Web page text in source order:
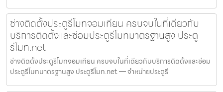
ช่างติดตั้งประตูรีโมทจอมเทียน ครบจบในที่เดียวกับ
บริการติดตั้งและซ่อมประตูรีโมทมาตรฐานสูง ประตู
รีโมท.net
ช่างติดตั้งประตูรีโมทจอมเทียน ครบจบในที่เดียวกับบริการติดตั้งและซ่อม
ประตูรีโมทมาตรฐานสูง ประตูรีโมท.net — จำหน่ายประตูรี